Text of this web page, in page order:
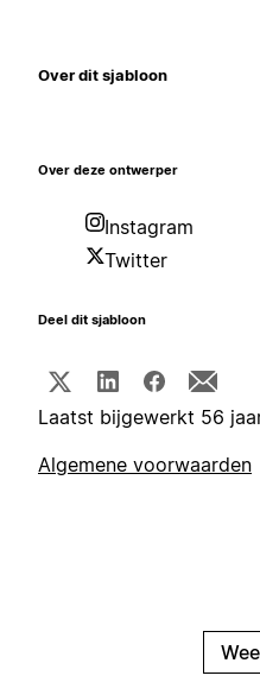
Over dit sjabloon
Over deze ontwerper
Instagram
Twitter
Deel dit sjabloon
Laatst bijgewerkt 56
Algemene voorwaarden